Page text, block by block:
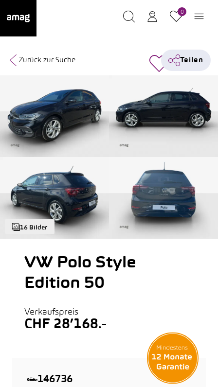
0
16 Bilder
Zurück zur Suche Teilen
VW Polo Style
Edition 50
Verkaufspreis
CHF 28’168.-
146736